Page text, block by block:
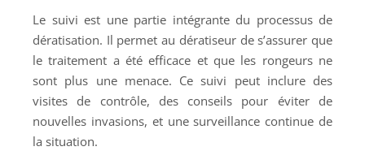
Le suivi est une partie intégrante du processus de
dératisation. Il permet au dératiseur de s’assurer que
le traitement a été efficace et que les rongeurs ne
sont plus une menace. Ce suivi peut inclure des
visites de contrôle, des conseils pour éviter de
nouvelles invasions, et une surveillance continue de
la situation.